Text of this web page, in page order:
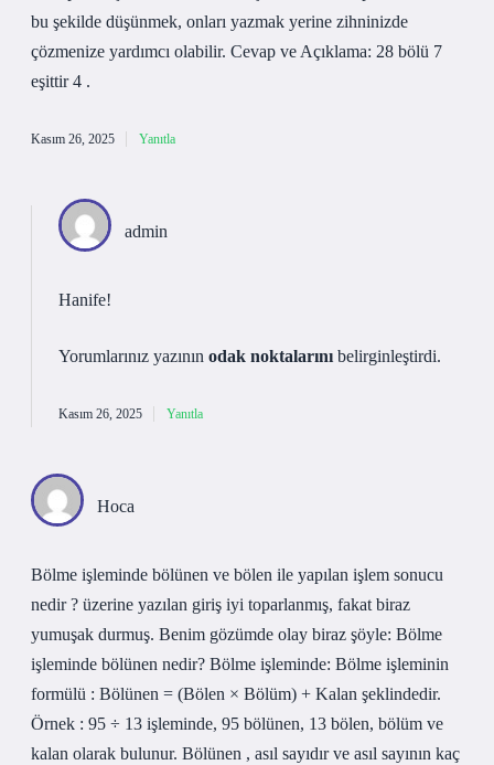
bu şekilde düşünmek, onları yazmak yerine zihninizde
çözmenize yardımcı olabilir. Cevap ve Açıklama: 28 bölü 7
eşittir 4 .
Kasım 26, 2025 Yanıtla
admin
Hanife!
Yorumlarınız yazının odak noktalarını belirginleştirdi.
Kasım 26, 2025 Yanıtla
Hoca
Bölme işleminde bölünen ve bölen ile yapılan işlem sonucu
nedir ? üzerine yazılan giriş iyi toparlanmış, fakat biraz
yumuşak durmuş. Benim gözümde olay biraz şöyle: Bölme
işleminde bölünen nedir? Bölme işleminde: Bölme işleminin
formülü : Bölünen = (Bölen × Bölüm) + Kalan şeklindedir.
Örnek : 95 ÷ 13 işleminde, 95 bölünen, 13 bölen, bölüm ve
kalan olarak bulunur. Bölünen , asıl sayıdır ve asıl sayının kaç